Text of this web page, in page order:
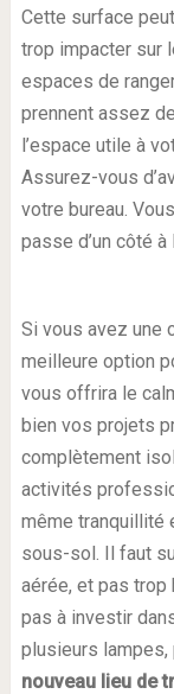
Cette surface
trop impacter sur
espaces de
prennent assez
l’espace utile à
Assurez-vous
votre bureau.
passe d’un côté à
Si vous avez une
meilleure option
vous offrira le
bien vos projets
complètement
activités
même tranquillité
sous-sol. Il faut
aérée, et pas trop
pas à investir
plusieurs lampes,
nouveau lieu de